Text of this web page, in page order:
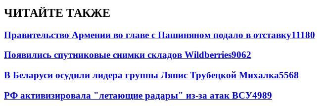
ЧИТАЙТЕ ТАКЖЕ
Правительство Армении во главе с Пашиняном подало в отставку11180
Появились спутниковые снимки складов Wildberries9062
В Беларуси осудили лидера группы Ляпис Трубецкой Михалка5568
РФ активизировала "летающие радары" из-за атак ВСУ4989